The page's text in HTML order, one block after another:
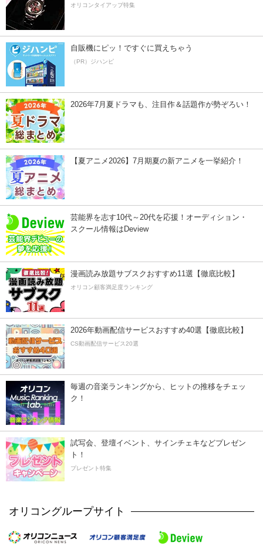
オリコンタイアップ特集
自販機にピッ！ですぐに買えちゃう
（PR）ジハンピ
2026年7月夏ドラマも、注目作＆話題作が勢ぞろい！
【夏アニメ2026】7月期夏の新アニメを一挙紹介！
芸能界を志す10代～20代を応援！オーディション・
スクール情報はDeview
漫画読み放題サブスクおすすめ11選【徹底比較】
オリコン顧客満足度ランキング
2026年動画配信サービスおすすめ40選【徹底比較】
CS動画配信サービス20選
毎週の音楽ランキングから、ヒットの推移をチェッ
ク！
試写会、登壇イベント、サインチェキなどプレゼン
ト！
プレゼント特集
オリコングループサイト